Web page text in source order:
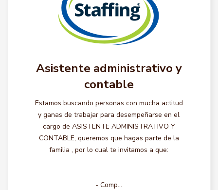
Asistente administrativo y
contable
Estamos buscando personas con mucha actitud
y ganas de trabajar para desempeñarse en el
cargo de ASISTENTE ADMINISTRATIVO Y
CONTABLE, queremos que hagas parte de la
familia , por lo cual te invitamos a que:
- Comp...